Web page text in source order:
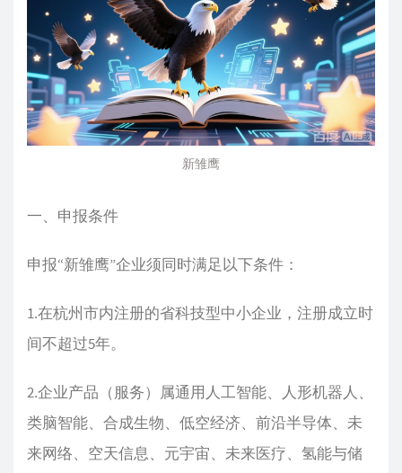
新雏鹰
一、申报条件
申报“新雏鹰”企业须同时满足以下条件：
1.在杭州市内注册的省科技型中小企业，注册成立时
间不超过5年。
2.企业产品（服务）属通用人工智能、人形机器人、
类脑智能、合成生物、低空经济、前沿半导体、未
来网络、空天信息、元宇宙、未来医疗、氢能与储